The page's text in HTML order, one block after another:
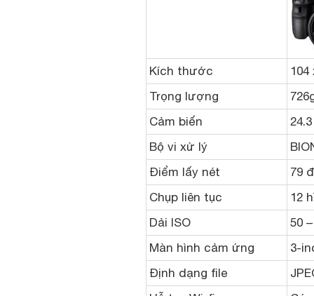
Kích thước
104
Trọng lượng
Cảm biến
Bộ vi xử lý
Điểm lấy nét
79
Chụp liên tục
12
Dải ISO
50
Màn hình cảm ứng
3-
Định dạng file